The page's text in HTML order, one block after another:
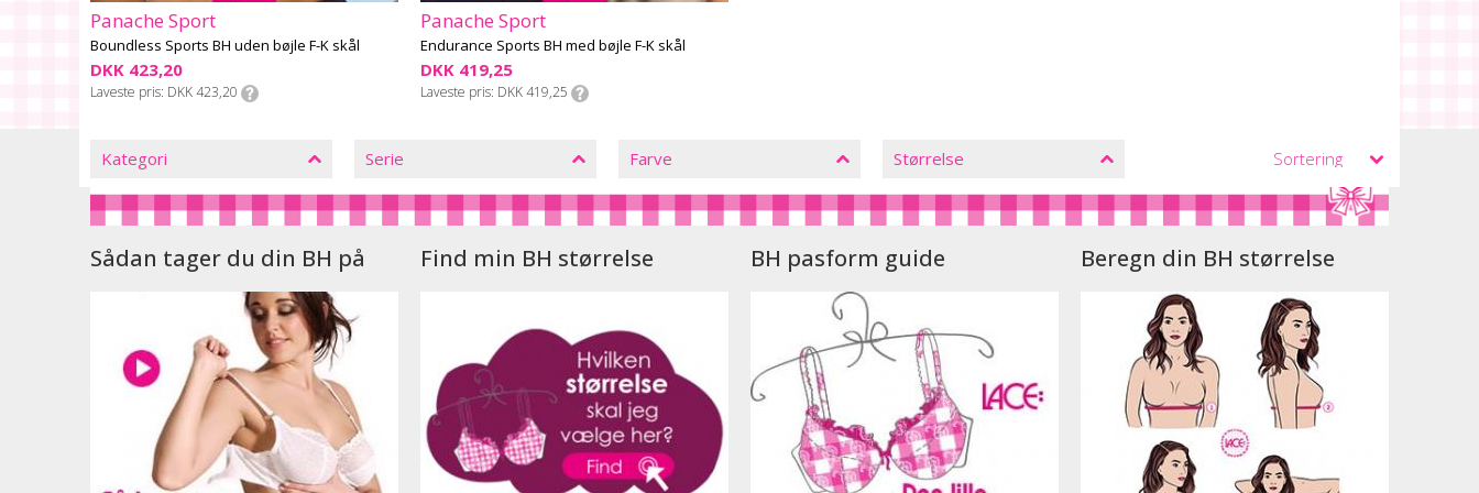
Kategori Serie Farve Størrelse
Panache Sport
Boundless Sports BH uden bøjle F-K skål
DKK 423,20
Laveste pris DKK 423,20
Panache Sport
Endurance Sports BH med bøjle F-K skål
DKK 419,25
Laveste pris DKK 419,25
Sådan tager du din BH på Find min BH størrelse BH pasform guide Beregn din BH størrelse